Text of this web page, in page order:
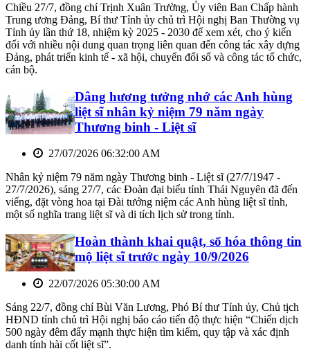
Chiều 27/7, đồng chí Trịnh Xuân Trường, Ủy viên Ban Chấp hành
Trung ương Đảng, Bí thư Tỉnh ủy chủ trì Hội nghị Ban Thường vụ
Tỉnh ủy lần thứ 18, nhiệm kỳ 2025 - 2030 để xem xét, cho ý kiến
đối với nhiều nội dung quan trọng liên quan đến công tác xây dựng
Đảng, phát triển kinh tế - xã hội, chuyển đổi số và công tác tổ chức,
cán bộ.
Dâng hương tưởng nhớ các Anh hùng
liệt sĩ nhân kỷ niệm 79 năm ngày
Thương binh - Liệt sĩ
27/07/2026 06:32:00 AM
Nhân kỷ niệm 79 năm ngày Thương binh - Liệt sĩ (27/7/1947 -
27/7/2026), sáng 27/7, các Đoàn đại biểu tỉnh Thái Nguyên đã đến
viếng, đặt vòng hoa tại Đài tưởng niệm các Anh hùng liệt sĩ tỉnh,
một số nghĩa trang liệt sĩ và di tích lịch sử trong tỉnh.
Hoàn thành khai quật, số hóa thông tin
mộ liệt sĩ trước ngày 10/9/2026
22/07/2026 05:30:00 AM
Sáng 22/7, đồng chí Bùi Văn Lương, Phó Bí thư Tỉnh ủy, Chủ tịch
HĐND tỉnh chủ trì Hội nghị báo cáo tiến độ thực hiện “Chiến dịch
500 ngày đêm đẩy mạnh thực hiện tìm kiếm, quy tập và xác định
danh tính hài cốt liệt sĩ”.